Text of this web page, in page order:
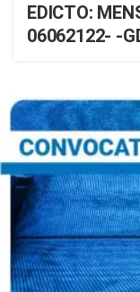
EDICTO:
06062122- -